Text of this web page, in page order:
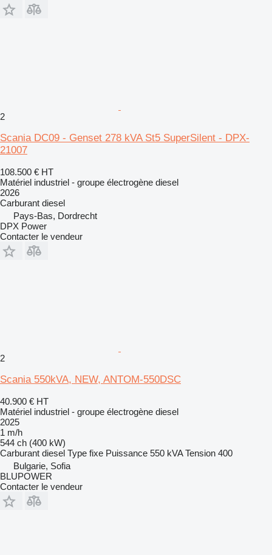
2
Scania DC09 - Genset 278 kVA St5 SuperSilent - DPX-
21007
108.500 € HT
Matériel industriel - groupe électrogène diesel
2026
Carburant diesel
Pays-Bas, Dordrecht
DPX Power
Contacter le vendeur
2
Scania 550kVA, NEW, ANTOM-550DSC
40.900 € HT
Matériel industriel - groupe électrogène diesel
2025
1 m/h
544 ch (400 kW)
Carburant diesel Type fixe Puissance 550 kVA Tension 400
Bulgarie, Sofia
BLUPOWER
Contacter le vendeur